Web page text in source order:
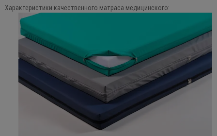
Характеристики качественного матраса медицинского: